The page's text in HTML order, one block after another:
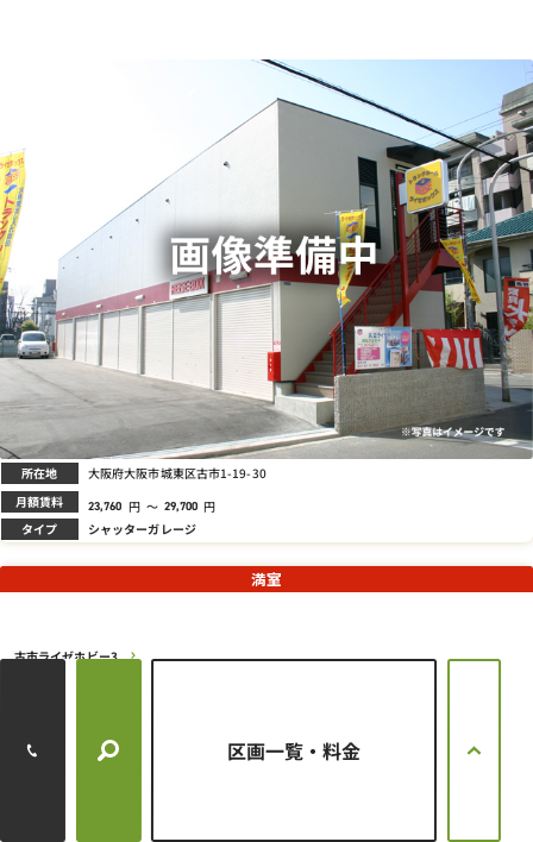
所在地 大阪府大阪市城東区古市1-19-30
月額賃料 23,760 円 ～ 29,700 円
タイプ シャッターガレージ
古市ライゼホビー3
満室
区画一覧・料金